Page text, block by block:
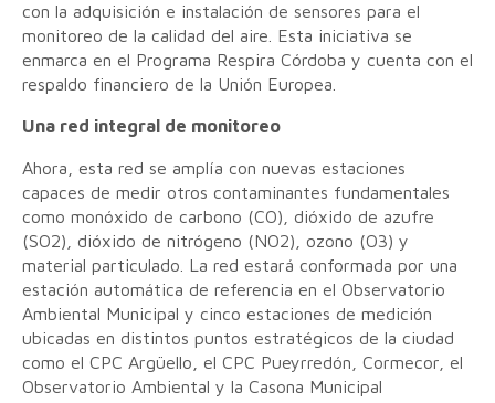
con la adquisición e instalación de sensores para el
monitoreo de la calidad del aire. Esta iniciativa se
enmarca en el Programa Respira Córdoba y cuenta con el
respaldo financiero de la Unión Europea.
Una red integral de monitoreo
Ahora, esta red se amplía con nuevas estaciones
capaces de medir otros contaminantes fundamentales
como monóxido de carbono (CO), dióxido de azufre
(SO2), dióxido de nitrógeno (NO2), ozono (O3) y
material particulado. La red estará conformada por una
estación automática de referencia en el Observatorio
Ambiental Municipal y cinco estaciones de medición
ubicadas en distintos puntos estratégicos de la ciudad
como el CPC Argüello, el CPC Pueyrredón, Cormecor, el
Observatorio Ambiental y la Casona Municipal